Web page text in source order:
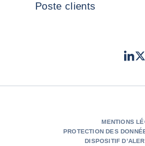
Poste clients
MENTIONS
PROTECTION DES
DISPOSITIF